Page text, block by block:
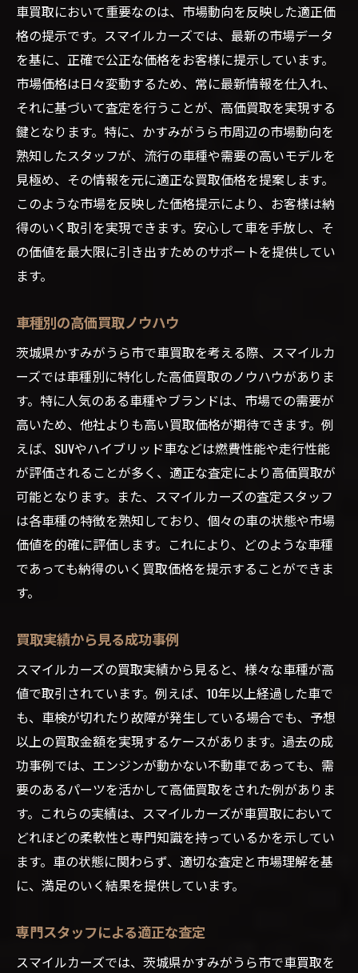
車買取において重要なのは、市場動向を反映した適正価
格の提示です。スマイルカーズでは、最新の市場データ
を基に、正確で公正な価格をお客様に提示しています。
市場価格は日々変動するため、常に最新情報を仕入れ、
それに基づいて査定を行うことが、高価買取を実現する
鍵となります。特に、かすみがうら市周辺の市場動向を
熟知したスタッフが、流行の車種や需要の高いモデルを
見極め、その情報を元に適正な買取価格を提案します。
このような市場を反映した価格提示により、お客様は納
得のいく取引を実現できます。安心して車を手放し、そ
の価値を最大限に引き出すためのサポートを提供してい
ます。
車種別の高価買取ノウハウ
茨城県かすみがうら市で車買取を考える際、スマイルカ
ーズでは車種別に特化した高価買取のノウハウがありま
す。特に人気のある車種やブランドは、市場での需要が
高いため、他社よりも高い買取価格が期待できます。例
えば、SUVやハイブリッド車などは燃費性能や走行性能
が評価されることが多く、適正な査定により高価買取が
可能となります。また、スマイルカーズの査定スタッフ
は各車種の特徴を熟知しており、個々の車の状態や市場
価値を的確に評価します。これにより、どのような車種
であっても納得のいく買取価格を提示することができま
す。
買取実績から見る成功事例
スマイルカーズの買取実績から見ると、様々な車種が高
値で取引されています。例えば、10年以上経過した車で
も、車検が切れたり故障が発生している場合でも、予想
以上の買取金額を実現するケースがあります。過去の成
功事例では、エンジンが動かない不動車であっても、需
要のあるパーツを活かして高価買取をされた例がありま
す。これらの実績は、スマイルカーズが車買取において
どれほどの柔軟性と専門知識を持っているかを示してい
ます。車の状態に関わらず、適切な査定と市場理解を基
に、満足のいく結果を提供しています。
専門スタッフによる適正な査定
スマイルカーズでは、茨城県かすみがうら市で車買取を